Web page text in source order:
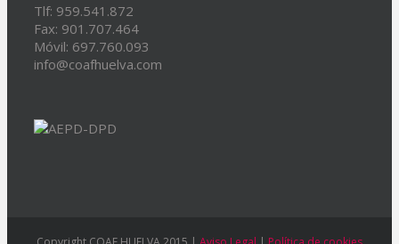
Tlf: 959.541.872
Fax: 901.707.464
Móvil: 697.760.093
info@coafhuelva.com